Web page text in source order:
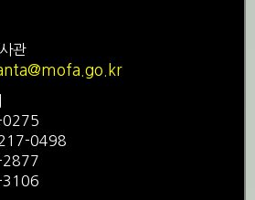
관
0275
0498
2877
3106